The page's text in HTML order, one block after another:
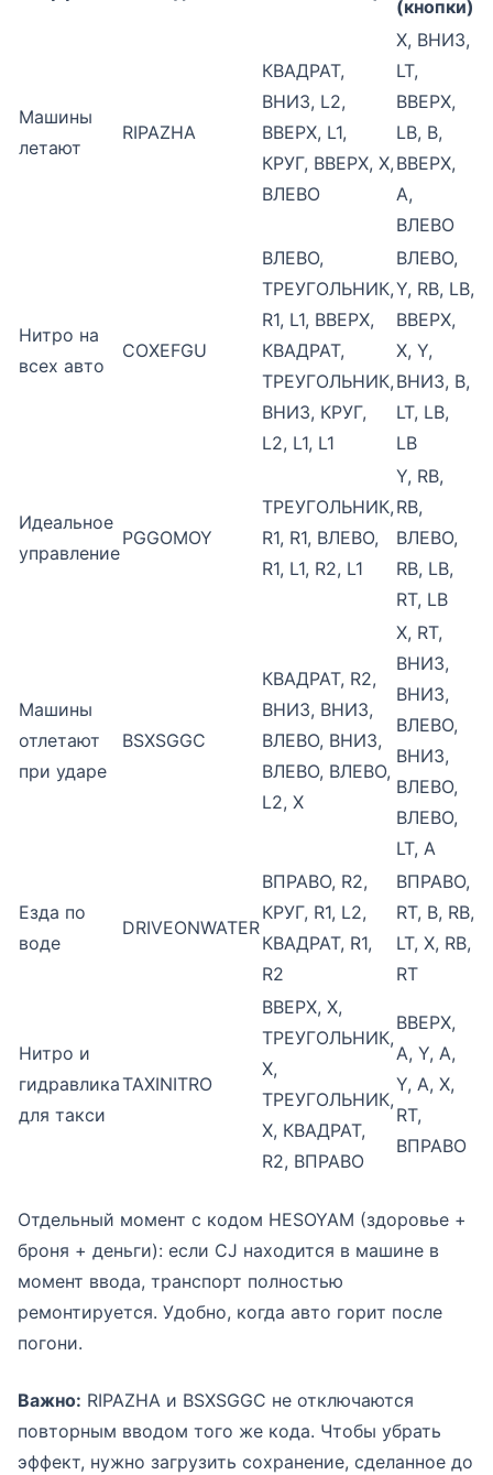
(кнопки)
Машины
летают
RIPAZHA
КВАДРАТ,
ВНИЗ, L2,
ВВЕРХ, L1,
КРУГ, ВВЕРХ, X,
ВЛЕВО
X, ВНИЗ,
LT,
ВВЕРХ,
LB, B,
ВВЕРХ,
A,
ВЛЕВО
Нитро на
всех авто
COXEFGU
ВЛЕВО,
ТРЕУГОЛЬНИК,
R1, L1, ВВЕРХ,
КВАДРАТ,
ТРЕУГОЛЬНИК,
ВНИЗ, КРУГ,
L2, L1, L1
ВЛЕВО,
Y, RB, LB,
ВВЕРХ,
X, Y,
ВНИЗ, B,
LT, LB,
LB
Идеальное
управление
PGGOMOY
ТРЕУГОЛЬНИК,
R1, R1, ВЛЕВО,
R1, L1, R2, L1
Y, RB,
RB,
ВЛЕВО,
RB, LB,
RT, LB
Машины
отлетают
при ударе
BSXSGGC
КВАДРАТ, R2,
ВНИЗ, ВНИЗ,
ВЛЕВО, ВНИЗ,
ВЛЕВО, ВЛЕВО,
L2, X
X, RT,
ВНИЗ,
ВНИЗ,
ВЛЕВО,
ВНИЗ,
ВЛЕВО,
ВЛЕВО,
LT, A
Езда по
воде
DRIVEONWATER
ВПРАВО, R2,
КРУГ, R1, L2,
КВАДРАТ, R1,
R2
ВПРАВО,
RT, B, RB,
LT, X, RB,
RT
Нитро и
гидравлика
для такси
TAXINITRO
ВВЕРХ, X,
ТРЕУГОЛЬНИК,
X,
ТРЕУГОЛЬНИК,
X, КВАДРАТ,
R2, ВПРАВО
ВВЕРХ,
A, Y, A,
Y, A, X,
RT,
ВПРАВО
Отдельный момент с кодом HESOYAM (здоровье +
броня + деньги): если CJ находится в машине в
момент ввода, транспорт полностью
ремонтируется. Удобно, когда авто горит после
погони.
Важно: RIPAZHA и BSXSGGC не отключаются
повторным вводом того же кода. Чтобы убрать
эффект, нужно загрузить сохранение, сделанное до